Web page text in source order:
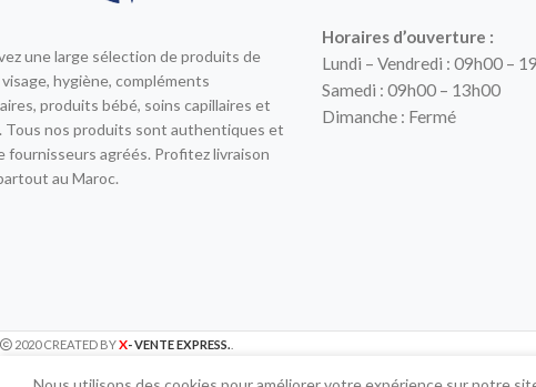
une large sélection de produits de
hygiène, compléments
produits bébé, soins capillaires et
Tous nos produits sont authentiques et
fournisseurs agréés. Profitez livraison
au Maroc.
Horaires d’ouverture :
Lundi – Vendredi : 09h00 –
Samedi : 09h00 – 13h00
Dimanche : Fermé
2020 CREATED BYX- VENTE EXPRESS.